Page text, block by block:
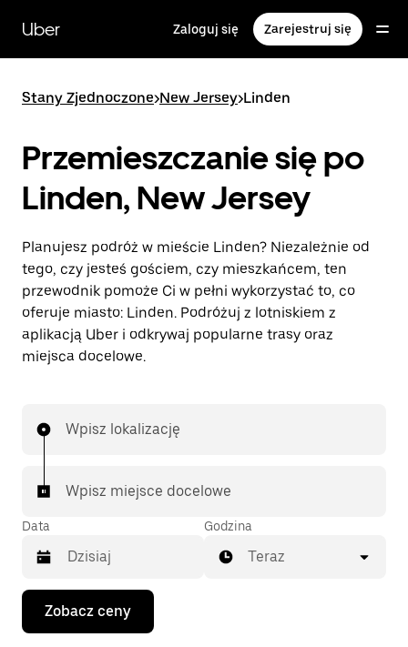
głównej
zawartości
Uber Zaloguj się Zarejestruj się
Stany Zjednoczone>New Jersey>Linden
Przemieszczanie się po
Linden, New Jersey
Planujesz podróż w mieście Linden? Niezależnie od
tego, czy jesteś gościem, czy mieszkańcem, ten
przewodnik pomoże Ci w pełni wykorzystać to, co
oferuje miasto: Linden. Podróżuj z lotniskiem z
aplikacją Uber i odkrywaj popularne trasy oraz
miejsca docelowe.
Wpisz lokalizację
Wpisz miejsce docelowe
Data
Naciśnij
klawisz
strzałki
Godzina
Teraz
Zobacz ceny